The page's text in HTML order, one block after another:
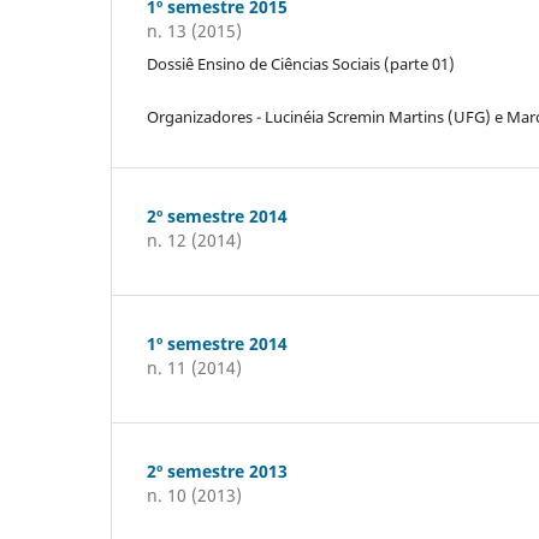
1º semestre 2015
n. 13 (2015)
Dossiê Ensino de Ciências Sociais (parte 01)
Organizadores - Lucinéia Scremin Martins (UFG) e
2º semestre 2014
n. 12 (2014)
1º semestre 2014
n. 11 (2014)
2º semestre 2013
n. 10 (2013)